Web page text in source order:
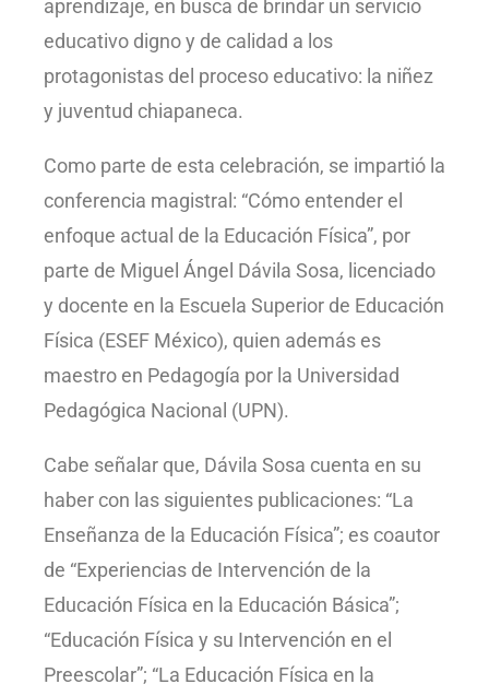
aprendizaje, en busca de brindar un servicio
educativo digno y de calidad a los
protagonistas del proceso educativo: la niñez
y juventud chiapaneca.
Como parte de esta celebración, se impartió la
conferencia magistral: “Cómo entender el
enfoque actual de la Educación Física”, por
parte de Miguel Ángel Dávila Sosa, licenciado
y docente en la Escuela Superior de Educación
Física (ESEF México), quien además es
maestro en Pedagogía por la Universidad
Pedagógica Nacional (UPN).
Cabe señalar que, Dávila Sosa cuenta en su
haber con las siguientes publicaciones: “La
Enseñanza de la Educación Física”; es coautor
de “Experiencias de Intervención de la
Educación Física en la Educación Básica”;
“Educación Física y su Intervención en el
Preescolar”; “La Educación Física en la